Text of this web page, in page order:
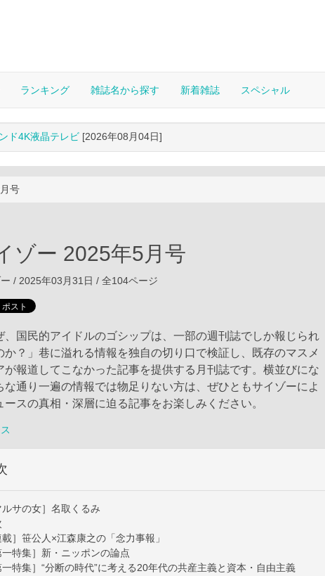
ランキング 雑誌名から探す 新着雑誌 スペシャル
ド4K液晶テレビ [2026年08月04日]
号
ゾー 2025年5月号
/ 2025年03月31日 / 全104ページ
、国民的アイドルのゴシップは、一部の週刊誌でしか報じられ
か？」巷に溢れる情報を独自の切り口で検証し、既存のマスメ
が報道してこなかった記事を提供する月刊誌です。横並びにな
な通り一遍の情報では物足りない方は、ぜひともサイゾーによ
ースの真相・深層に迫る記事をお楽しみください。
ルサの女］名取くるみ
載］笹公人×江森康之の「念力事報」
一特集］新・ニッポンの論点
一特集］“分断の時代”に考える20年代の共産主義と資本・自由主義